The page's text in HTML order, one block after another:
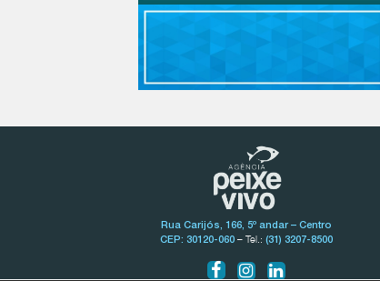
Rua Carijós, 166, 5º andar – Centro
CEP: 30120-060– Tel.: (31) 3207-8500